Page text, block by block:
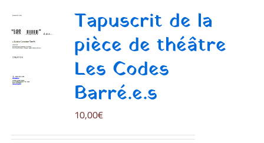
Tapuscrit de la
pièce de théâtre
Les Codes
Barré.e.s
10,00€